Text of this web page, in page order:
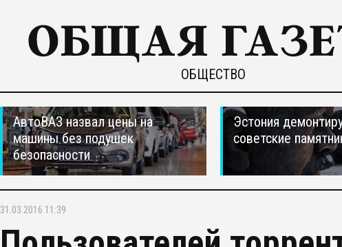
ОБЩЕСТВО
АвтоВАЗ назвал цены на
машины без подушек
безопасности
Эстония
советские
31.03.2016 11:39